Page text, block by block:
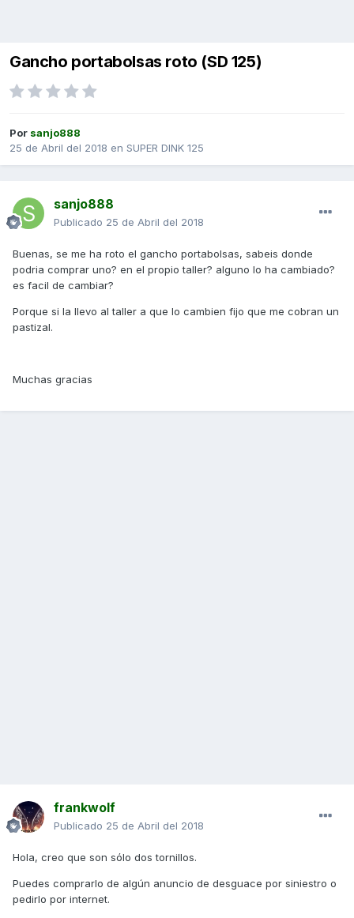
Gancho portabolsas roto (SD 125)
Por sanjo888
25 de Abril del 2018 en SUPER DINK 125
sanjo888
Publicado 25 de Abril del 2018
Buenas, se me ha roto el gancho portabolsas, sabeis donde
podria comprar uno? en el propio taller? alguno lo ha cambiado?
es facil de cambiar?
Porque si la llevo al taller a que lo cambien fijo que me cobran un
pastizal.
Muchas gracias
frankwolf
Publicado 25 de Abril del 2018
Hola, creo que son sólo dos tornillos.
Puedes comprarlo de algún anuncio de desguace por siniestro o
pedirlo por internet.